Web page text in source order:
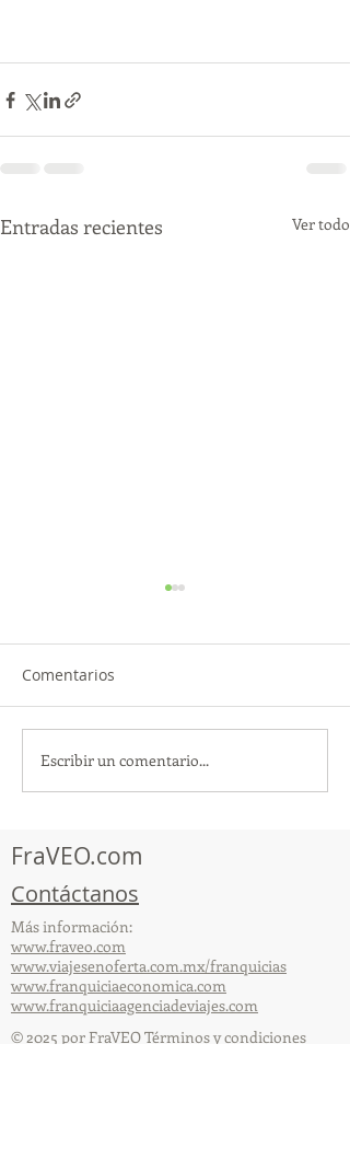
Entradas recientes Ver todo
¡Acapulco y Guerrero se
Visten de Fiesta!
Comentarios
Escribir un comentario...
FraVEO.com
Contáctanos
Más información:
www.fraveo.com
www.viajesenoferta.com.mx/franquicias
www.franquiciaeconomica.com
www.franquiciaagenciadeviajes.com
© 2025 por FraVEO Términos y condiciones